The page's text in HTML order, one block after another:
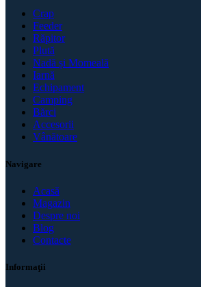
Crap
Feeder
Răpitor
Plută
Nadă și Momeală
Iarnă
Echipament
Camping
Bărci
Accesorii
Vânătoare
Navigare
Acasă
Magazin
Despre noi
Blog
Contacte
Informaţii